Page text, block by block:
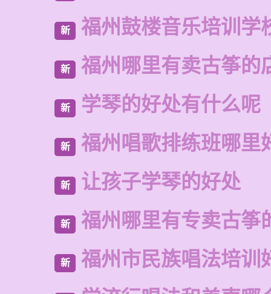
新 福州鼓楼音乐培训学
新 福州哪里有卖古筝的
新 学琴的好处有什么呢
新 福州唱歌排练班哪里
新 让孩子学琴的好处
新 福州哪里有专卖古筝
新 福州市民族唱法培训